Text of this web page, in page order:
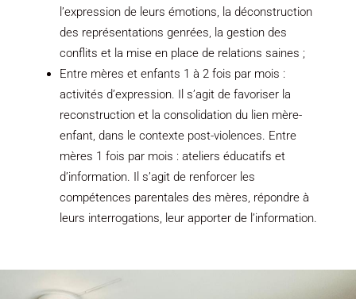
l’expression de leurs émotions, la déconstruction
des représentations genrées, la gestion des
conflits et la mise en place de relations saines ;
Entre mères et enfants 1 à 2 fois par mois :
activités d’expression. Il s’agit de favoriser la
reconstruction et la consolidation du lien mère-
enfant, dans le contexte post-violences. Entre
mères 1 fois par mois : ateliers éducatifs et
d’information. Il s’agit de renforcer les
compétences parentales des mères, répondre à
leurs interrogations, leur apporter de l’information.